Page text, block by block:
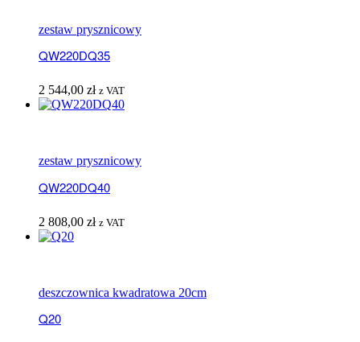
zestaw prysznicowy
QW220DQ35
2 544,00 zł z VAT
zestaw prysznicowy
QW220DQ40
2 808,00 zł z VAT
deszczownica kwadratowa 20cm
Q20